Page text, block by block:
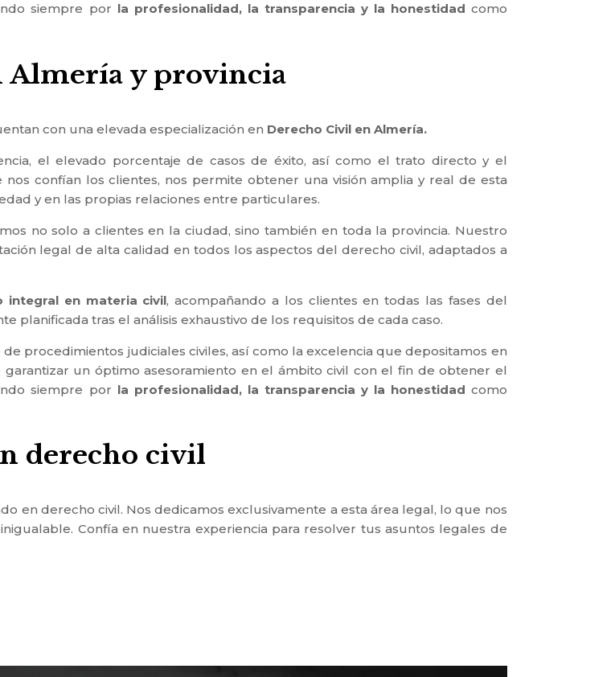
siempre por la profesionalidad, la transparencia y la honestidad como
Almería y provincia
con una elevada especialización en Derecho Civil en Almería.
el elevado porcentaje de casos de éxito, así como el trato directo y el
confían los clientes, nos permite obtener una visión amplia y real de esta
y en las propias relaciones entre particulares.
no solo a clientes en la ciudad, sino también en toda la provincia. Nuestro
legal de alta calidad en todos los aspectos del derecho civil, adaptados a
integral en materia civil, acompañando a los clientes en todas las fases del
planificada tras el análisis exhaustivo de los requisitos de cada caso.
procedimientos judiciales civiles, así como la excelencia que depositamos en
un óptimo asesoramiento en el ámbito civil con el fin de obtener el
siempre por la profesionalidad, la transparencia y la honestidad como
derecho civil
en derecho civil. Nos dedicamos exclusivamente a esta área legal, lo que nos
Confía en nuestra experiencia para resolver tus asuntos legales de